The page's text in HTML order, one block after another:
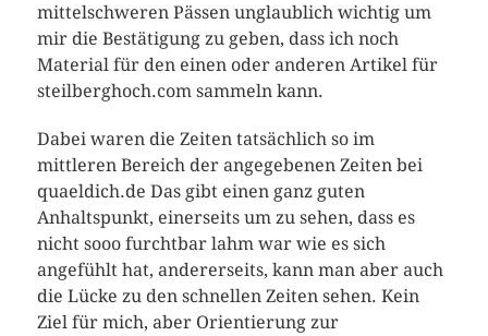
mittelschweren Pässen unglaublich wichtig um
mir die Bestätigung zu geben, dass ich noch
Material für den einen oder anderen Artikel für
steilberghoch.com sammeln kann.
Dabei waren die Zeiten tatsächlich so im
mittleren Bereich der angegebenen Zeiten bei
quaeldich.de Das gibt einen ganz guten
Anhaltspunkt, einerseits um zu sehen, dass es
nicht sooo furchtbar lahm war wie es sich
angefühlt hat, andererseits, kann man aber auch
die Lücke zu den schnellen Zeiten sehen. Kein
Ziel für mich, aber Orientierung zur